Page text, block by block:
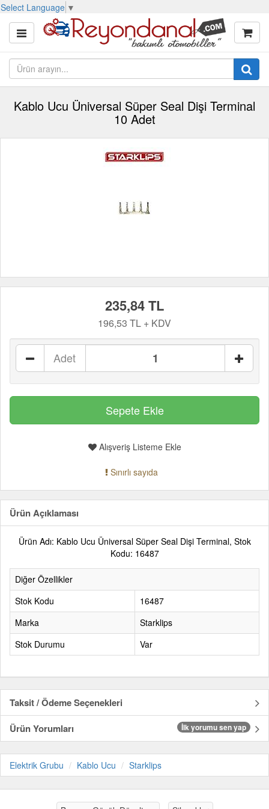
Select Language ▼
Kablo Ucu Üniversal Süper Seal Dişi Terminal
10 Adet
235,84 TL
196,53 TL + KDV
Adet
Alışveriş Listeme Ekle
Sınırlı sayıda
Ürün Açıklaması
Ürün Adı: Kablo Ucu Üniversal Süper Seal Dişi Terminal, Stok
Kodu: 16487
Diğer Özellikler
Stok Kodu
16487
Marka
Starklips
Stok Durumu
Var
Taksit / Ödeme Seçenekleri
Ürün Yorumları
İlk yorumu sen yap
Elektrik Grubu Kablo Ucu Starklips